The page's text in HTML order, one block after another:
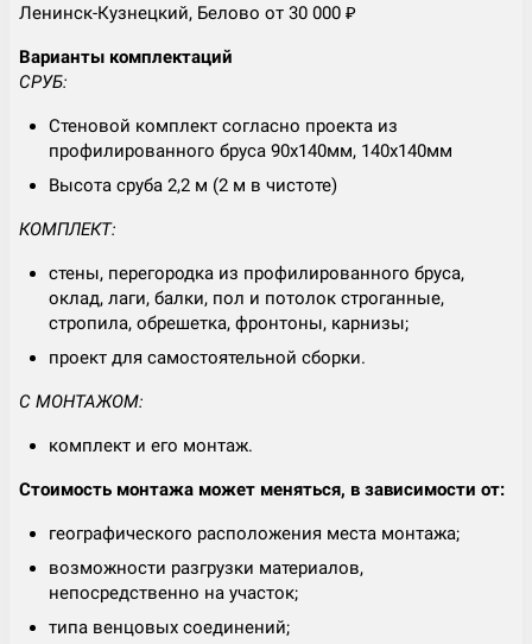
Ленинск-Кузнецкий, Белово от 30 000 ₽
Варианты комплектаций
СРУБ:
Стеновой комплект согласно проекта из
профилированного бруса 90х140мм, 140х140мм
Высота сруба 2,2 м (2 м в чистоте)
КОМПЛЕКТ:
стены, перегородка из профилированного бруса,
оклад, лаги, балки, пол и потолок строганные,
стропила, обрешетка, фронтоны, карнизы;
проект для самостоятельной сборки.
С МОНТАЖОМ:
комплект и его монтаж.
Стоимость монтажа может меняться, в зависимости от:
географического расположения места монтажа;
возможности разгрузки материалов,
непосредственно на участок;
типа венцовых соединений;